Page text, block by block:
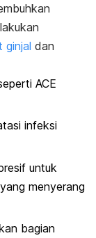
ginjal dan
ACE
infeksi
untuk
menyerang
bagian